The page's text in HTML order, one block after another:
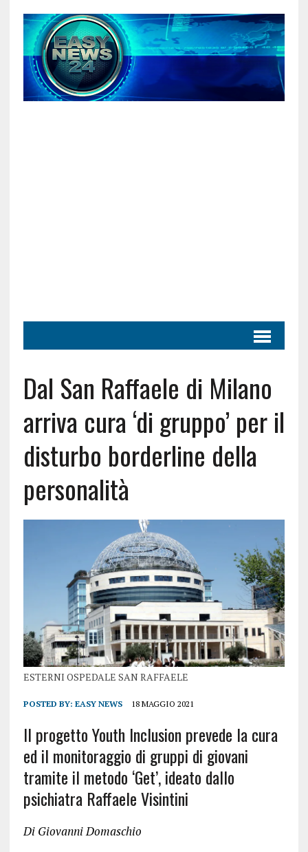
Dal San Raffaele di Milano
arriva cura ‘di gruppo’ per il
disturbo borderline della
personalità
ESTERNI OSPEDALE SAN RAFFAELE
POSTED BY: EASY NEWS 18 MAGGIO 2021
Il progetto Youth Inclusion prevede la cura
ed il monitoraggio di gruppi di giovani
tramite il metodo ‘Get’, ideato dallo
psichiatra Raffaele Visintini
Di Giovanni Domaschio